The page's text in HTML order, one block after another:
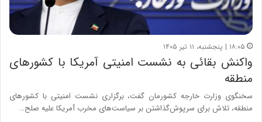
۱۸:۰۵ | پنجشنبه، ۱۱ تیر ۱۴۰۵
واکنش بقائی به نشست امنیتی آمریکا با کشورهای
منطقه
سخنگوی وزارت خارجه کشورمان گفت، برگزاری نشست امنیتی با کشورهای
منطقه، تلاش برای سرپوش‌گذاشتن بر سیاست‌های مخرب آمریکا علیه صلح…